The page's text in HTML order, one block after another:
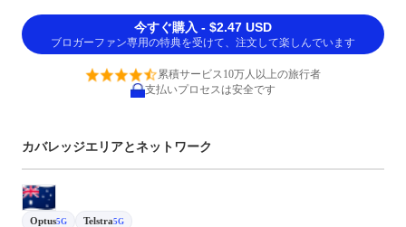
今すぐ購入 - $2.47 USD
ブロガーファン専用の特典を受けて、注文して楽しんでいます
累積サービス10万人以上の旅行者
支払いプロセスは安全です
カバレッジエリアとネットワーク
Optus5G Telstra5G